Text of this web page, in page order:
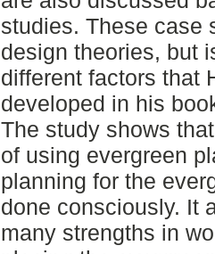
studies. These case
design theories, but
different factors that
developed in his
The study shows
of using evergreen
planning for the
done consciously. It
many strengths in